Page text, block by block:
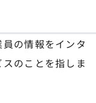
の情報をインタ
のことを指しま